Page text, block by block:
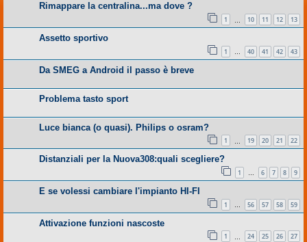
Rimappare la centralina...ma dove ?
1 10 11 12 13
Assetto sportivo
1 … 40 41 42 43
Da SMEG a Android il passo è breve
Problema tasto sport
Luce bianca (o quasi). Philips o osram?
1 19 20 21 22
Distanziali per la Nuova308:quali scegliere?
1 … 6 7 8 9
E se volessi cambiare l'impianto HI-FI
1 … 56 57 58 59
Attivazione funzioni nascoste
1 24 25 26 27